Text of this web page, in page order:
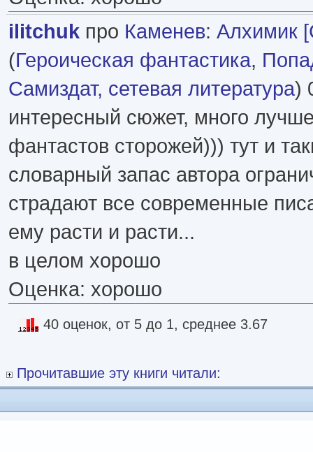
ilitchuk про Каменев: Алхимик
(Героическая фантастика,
Самиздат, сетевая литература)
интересный сюжет, много
фантастов сторожей))) тут и
словарный запас автора
страдают все современные
ему расти и расти...
в целом хорошо
Оценка: хорошо
40 оценок, от 5 до 1, среднее 3.67
Прочитавшие эту книги читали: